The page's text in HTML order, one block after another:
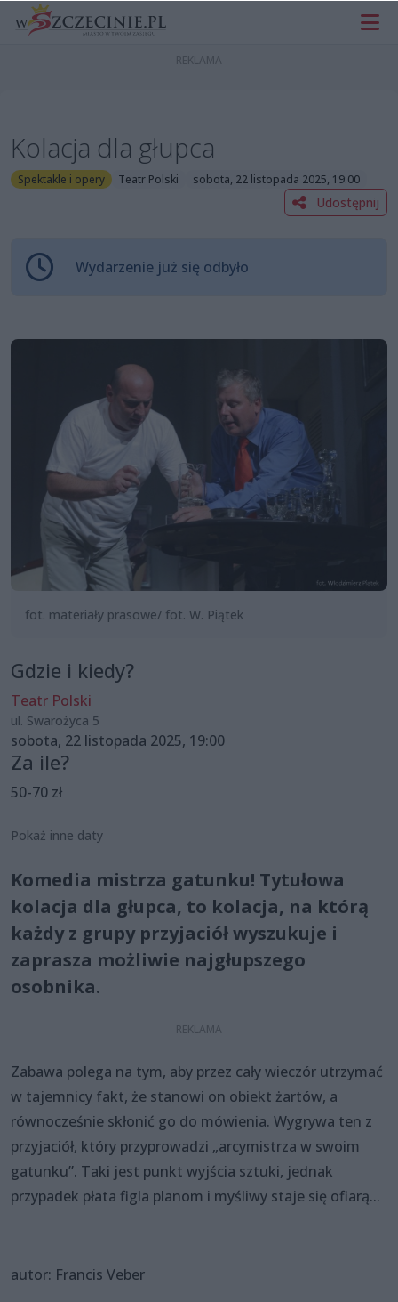
Kolacja dla głupca
Spektakle i opery Teatr Polski sobota, 22 listopada 2025, 19:00
Udostępnij
Wydarzenie już się odbyło
fot. materiały prasowe/ fot. W. Piątek
Gdzie i kiedy?
Teatr Polski
ul. Swarożyca 5
sobota, 22 listopada 2025, 19:00
Za ile?
50-70 zł
Pokaż inne daty
Komedia mistrza gatunku! Tytułowa
kolacja dla głupca, to kolacja, na którą
każdy z grupy przyjaciół wyszukuje i
zaprasza możliwie najgłupszego
osobnika.
Zabawa polega na tym, aby przez cały wieczór utrzymać
w tajemnicy fakt, że stanowi on obiekt żartów, a
równocześnie skłonić go do mówienia. Wygrywa ten z
przyjaciół, który przyprowadzi „arcymistrza w swoim
gatunku”. Taki jest punkt wyjścia sztuki, jednak
przypadek płata figla planom i myśliwy staje się ofiarą...
autor: Francis Veber